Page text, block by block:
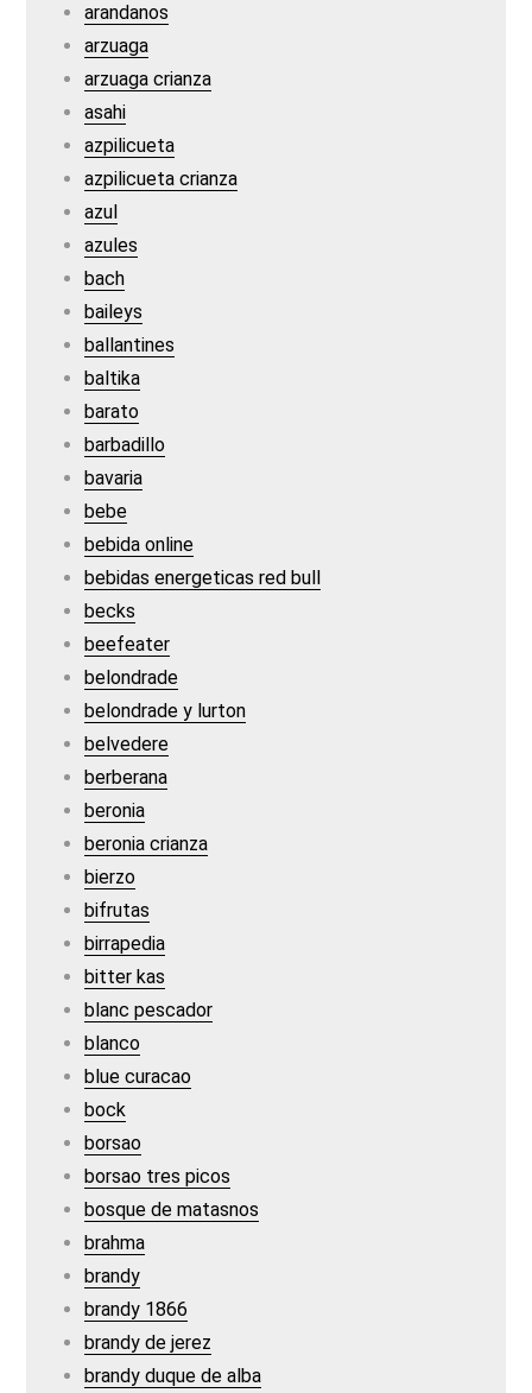
arandanos
arzuaga
arzuaga crianza
asahi
azpilicueta
azpilicueta crianza
azul
azules
bach
baileys
ballantines
baltika
barato
barbadillo
bavaria
bebe
bebida online
bebidas energeticas red bull
becks
beefeater
belondrade
belondrade y lurton
belvedere
berberana
beronia
beronia crianza
bierzo
bifrutas
birrapedia
bitter kas
blanc pescador
blanco
blue curacao
bock
borsao
borsao tres picos
bosque de matasnos
brahma
brandy
brandy 1866
brandy de jerez
brandy duque de alba